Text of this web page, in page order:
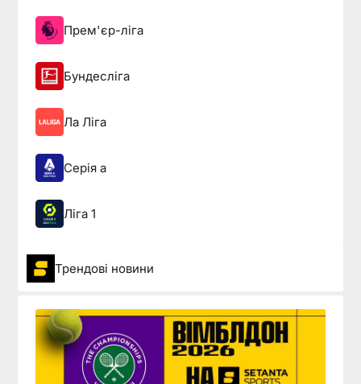
Прем'єр-ліга
Бундесліга
Ла Ліга
Серія а
Ліга 1
Трендові новини